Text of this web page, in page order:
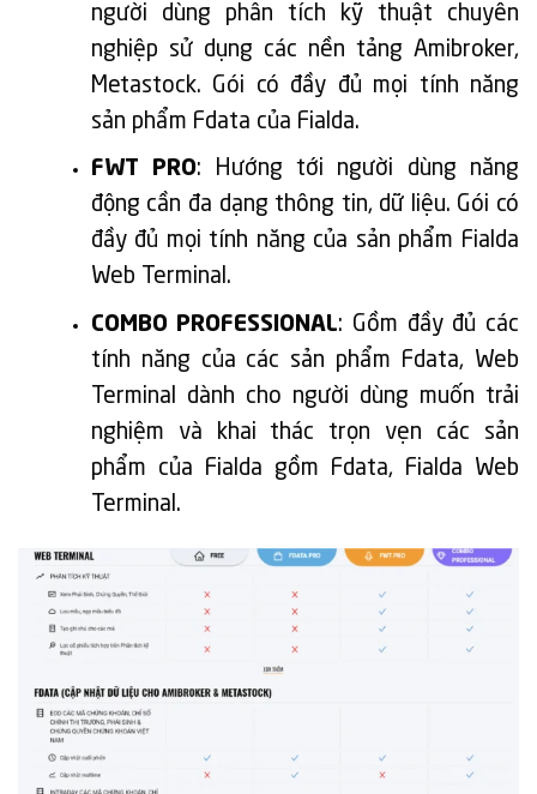
người dùng phân tích kỹ thuật chuyên
nghiệp sử dụng các nền tảng Amibroker,
Metastock. Gói có đầy đủ mọi tính năng
sản phẩm Fdata của Fialda.
FWT PRO: Hướng tới người dùng năng
động cần đa dạng thông tin, dữ liệu. Gói có
đầy đủ mọi tính năng của sản phẩm Fialda
Web Terminal.
COMBO PROFESSIONAL: Gồm đầy đủ các
tính năng của các sản phẩm Fdata, Web
Terminal dành cho người dùng muốn trải
nghiệm và khai thác trọn vẹn các sản
phẩm của Fialda gồm Fdata, Fialda Web
Terminal.